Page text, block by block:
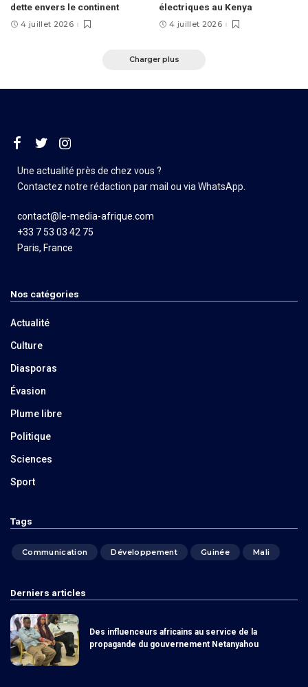
dette envers le continent
4 juillet 2026
électriques au Kenya
4 juillet 2026
Charger plus
Une actualité près de chez vous ?
Contactez notre rédaction par mail ou via WhatsApp.
contact@le-media-afrique.com
+33 7 53 03 42 75
Paris, France
Nos catégories
Actualité
Culture
Diasporas
Évasion
Plume libre
Politique
Sciences
Sport
Tags
Communication Développement Guinée Mali
Derniers articles
Des influenceurs africains au service de la
propagande du gouvernement Netanyahou